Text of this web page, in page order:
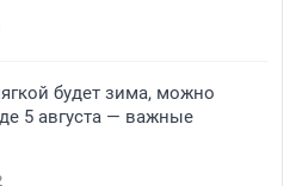
будет зима, можно
5 августа — важные